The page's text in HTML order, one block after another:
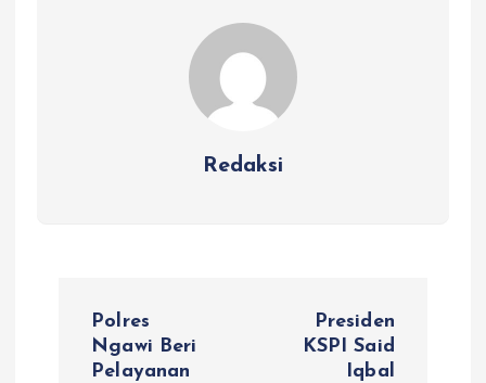
Redaksi
Polres
Ngawi Beri
Pelayanan
Presiden
KSPI Said
Iqbal